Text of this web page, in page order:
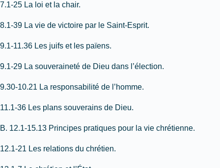
7.1-25 La loi et la chair.
8.1-39 La vie de victoire par le Saint-Esprit.
9.1-11.36 Les juifs et les païens.
9.1-29 La souveraineté de Dieu dans l’élection.
9.30-10.21 La responsabilité de l’homme.
11.1-36 Les plans souverains de Dieu.
B. 12.1-15.13 Principes pratiques pour la vie chrétienne.
12.1-21 Les relations du chrétien.